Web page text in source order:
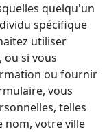
quelqu'un
spécifique
utiliser
si vous
ou fournir
vous
telles
nom, votre ville